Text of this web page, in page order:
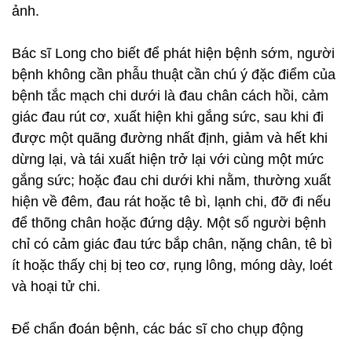
ảnh.
Bác sĩ Long cho biết để phát hiện bệnh sớm, người
bệnh không cần phẫu thuật cần chú ý đặc điểm của
bệnh tắc mạch chi dưới là đau chân cách hồi, cảm
giác đau rút cơ, xuất hiện khi gắng sức, sau khi đi
được một quãng đường nhất định, giảm và hết khi
dừng lại, và tái xuất hiện trở lại với cùng một mức
gắng sức; hoặc đau chi dưới khi nằm, thường xuất
hiện về đêm, đau rát hoặc tê bì, lạnh chi, đỡ đi nếu
để thõng chân hoặc đứng dậy. Một số người bệnh
chỉ có cảm giác đau tức bắp chân, nặng chân, tê bì
ít hoặc thấy chị bị teo cơ, rụng lông, móng dày, loét
và hoại tử chi.
Để chẩn đoán bệnh, các bác sĩ cho chụp động